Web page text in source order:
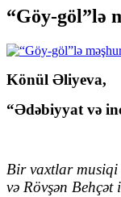
“Göy-göl”lə
Könül Əliyeva,
“Ədəbiyyat və
Bir vaxtlar musiqi
və Rövşən Behçət